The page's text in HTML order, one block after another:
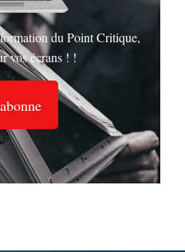
du Point Critique,
vos écrans ! !